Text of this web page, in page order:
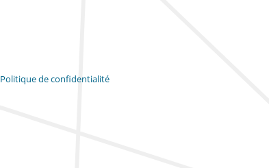
Politique de confidentialité